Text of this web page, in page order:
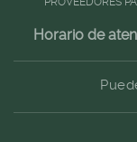
Horario de